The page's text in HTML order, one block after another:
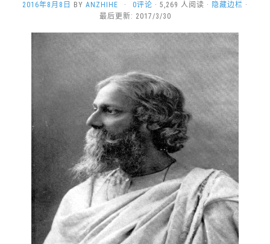
2016年8月8日 BY ANZHIHE · 0评论 · 5,269 人阅读 · 隐藏边栏 ·
最后更新: 2017/3/30